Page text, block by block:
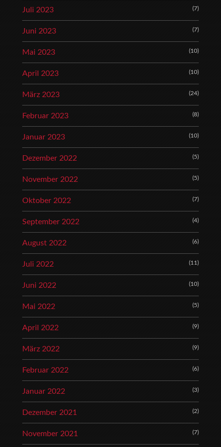
Juli 2023 (7)
Juni 2023 (7)
Mai 2023 (10)
April 2023 (10)
März 2023 (24)
Februar 2023 (8)
Januar 2023 (10)
Dezember 2022 (5)
November 2022 (5)
Oktober 2022 (7)
September 2022 (4)
August 2022 (6)
Juli 2022 (11)
Juni 2022 (10)
Mai 2022 (5)
April 2022 (9)
März 2022 (9)
Februar 2022 (6)
Januar 2022 (3)
Dezember 2021 (2)
November 2021 (7)